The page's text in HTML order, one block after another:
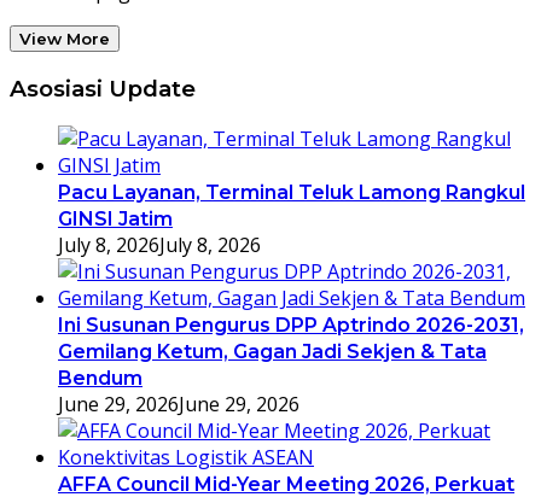
View More
Asosiasi Update
Pacu Layanan, Terminal Teluk Lamong Rangkul
GINSI Jatim
July 8, 2026July 8, 2026
Ini Susunan Pengurus DPP Aptrindo 2026-2031,
Gemilang Ketum, Gagan Jadi Sekjen & Tata
Bendum
June 29, 2026June 29, 2026
AFFA Council Mid-Year Meeting 2026, Perkuat